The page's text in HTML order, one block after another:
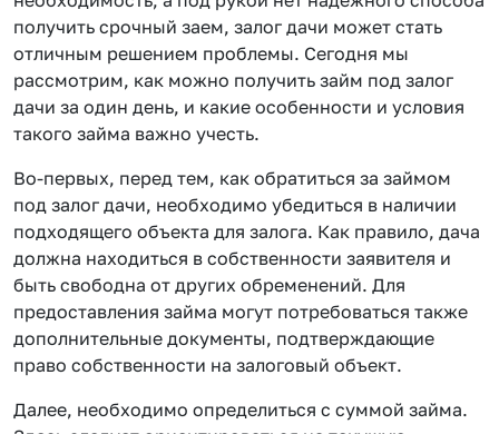
получить срочный заем, залог дачи может стать
отличным решением проблемы. Сегодня мы
рассмотрим, как можно получить займ под залог
дачи за один день, и какие особенности и условия
такого займа важно учесть.
Во-первых, перед тем, как обратиться за займом
под залог дачи, необходимо убедиться в наличии
подходящего объекта для залога. Как правило, дача
должна находиться в собственности заявителя и
быть свободна от других обременений. Для
предоставления займа могут потребоваться также
дополнительные документы, подтверждающие
право собственности на залоговый объект.
Далее, необходимо определиться с суммой займа.